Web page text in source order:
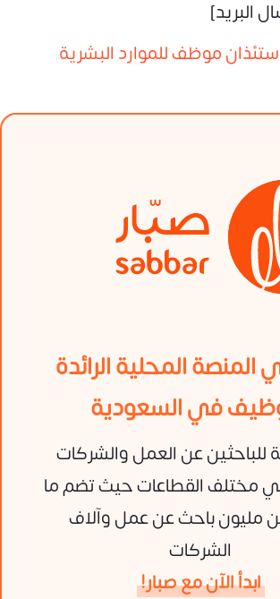
البريد]
موظف للموارد البشرية
المحلية الرائدة
في السعودية
للباحثين عن العمل والشركات
مختلف القطاعات حيث تضم ما
مليون باحث عن عمل وآلاف
الشركات
ابدأ الآن مع صبار!